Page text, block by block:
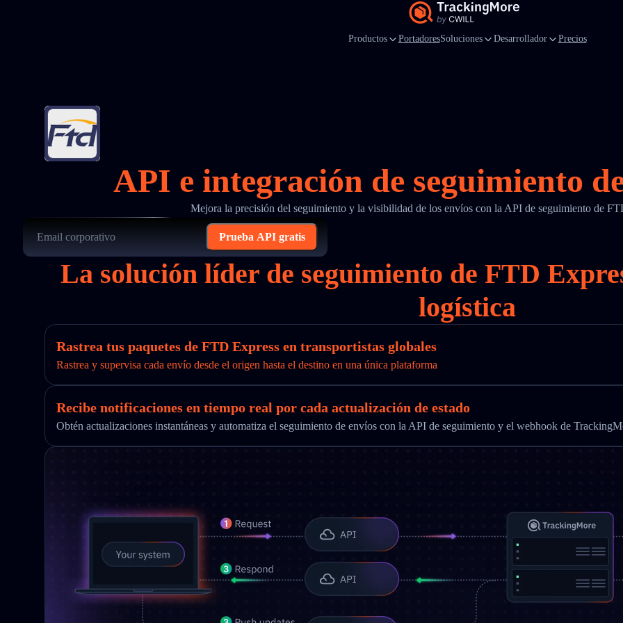
Productos PortadoresSoluciones Desarrollador Precios
API e integración de seguimiento
Mejora la precisión del seguimiento y la visibilidad de los envíos con la API de seguimiento de
Prueba API gratis
La solución líder de seguimiento de FTD
logística
Rastrea tus paquetes de FTD Express en transportistas globales
Rastrea y supervisa cada envío desde el origen hasta el destino en una única plataforma
Recibe notificaciones en tiempo real por cada actualización de estado
Obtén actualizaciones instantáneas y automatiza el seguimiento de envíos con la API de seguimiento y el webhook de